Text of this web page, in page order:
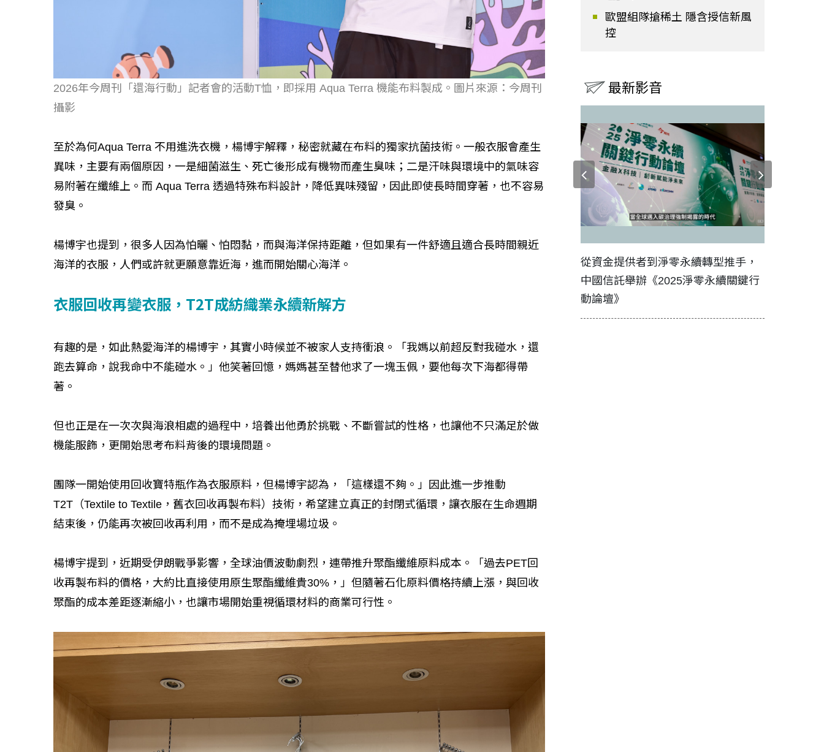
2026年今周刊「還海行動」記者會的活動T恤，即採用 Aqua Terra 機能布料製成。圖片來源：今周刊
攝影
至於為何Aqua Terra 不用進洗衣機，楊博宇解釋，秘密就藏在布料的獨家抗菌技術。一般衣服會產生
異味，主要有兩個原因，一是細菌滋生、死亡後形成有機物而產生臭味；二是汗味與環境中的氣味容
易附著在纖維上。而 Aqua Terra 透過特殊布料設計，降低異味殘留，因此即使長時間穿著，也不容易
發臭。
楊博宇也提到，很多人因為怕曬、怕悶黏，而與海洋保持距離，但如果有一件舒適且適合長時間親近
海洋的衣服，人們或許就更願意靠近海，進而開始關心海洋。
衣服回收再變衣服，T2T成紡織業永續新解方
有趣的是，如此熱愛海洋的楊博宇，其實小時候並不被家人支持衝浪。「我媽以前超反對我碰水，還
跑去算命，說我命中不能碰水。」他笑著回憶，媽媽甚至替他求了一塊玉佩，要他每次下海都得帶
著。
但也正是在一次次與海浪相處的過程中，培養出他勇於挑戰、不斷嘗試的性格，也讓他不只滿足於做
機能服飾，更開始思考布料背後的環境問題。
團隊一開始使用回收寶特瓶作為衣服原料，但楊博宇認為，「這樣還不夠。」因此進一步推動
T2T（Textile to Textile，舊衣回收再製布料）技術，希望建立真正的封閉式循環，讓衣服在生命週期
結束後，仍能再次被回收再利用，而不是成為掩埋場垃圾。
楊博宇提到，近期受伊朗戰爭影響，全球油價波動劇烈，連帶推升聚酯纖維原料成本。「過去PET回
收再製布料的價格，大約比直接使用原生聚酯纖維貴30%，」但隨著石化原料價格持續上漲，與回收
聚酯的成本差距逐漸縮小，也讓市場開始重視循環材料的商業可行性。
歐盟組隊搶稀土 隱含授信新風
控
最新影音
如何守護每個生命的轉折點？ 醫務社
從資金提供者到淨零永續轉型推手，
中國信託舉辦《2025淨零永續關鍵行
動論壇》